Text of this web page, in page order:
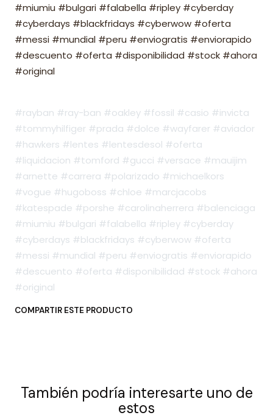
#miumiu #bulgari #falabella #ripley #cyberday
#cyberdays #blackfridays #cyberwow #oferta
#messi #mundial #peru #enviogratis #enviorapido
#descuento #oferta #disponibilidad #stock #ahora
#original
#rayban #ray-ban #oakley #fossil #casio #invicta
#tommyhilfiger #prada #dolce #wayfarer #aviador
#hawkers #lentes #lentesdesol #oferta
#liquidacion #tomford #gucci #versace #mauijim
#arnette #carrera #polarizado #michaelkors
#vogue #hugoboss #chloe #marcjacobs
#katespade #porshe #carolinaherrera #balenciaga
#miumiu #bulgari #falabella #ripley #cyberday
#cyberdays #blackfridays #cyberwow #oferta
#messi #mundial #peru #enviogratis #enviorapido
#descuento #oferta #disponibilidad #stock #ahora
#original
COMPARTIR ESTE PRODUCTO
También podría interesarte uno de
estos